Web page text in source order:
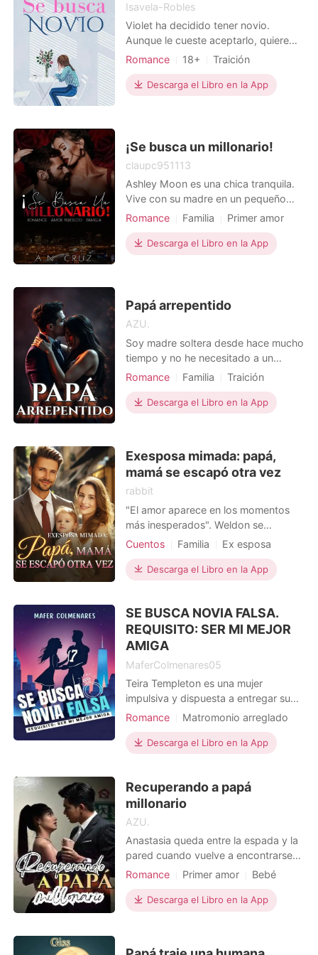
Isavela-Robles
Violet ha decidido tener novio.
Aunque le cueste aceptarlo, quiere
tener un novio. Porque la vida en la
novio le facilitaría las cosas. Un novio
que curse una carrera en la
tuviera un novio
Romance 18+
Traición
Primer amor
CEO
Hermoso
Dramático
Arrogante/Dominante
Descarga el Libro en la App
¡Se busca un millonario!
claupc951113
Ashley Moon es una chica tranquila.
Vive con su madre en un pequeño
pueblo, a tan solo treinta kilómetros
medio tiempo en una cafetería-
librería, para pagar sus estudios y la
realiza la misma ru
Romance Familia
Primer amor
Boda tras un corto noviazgo
CEO
Secretario Dulce
Descarga el Libro en la App
Papá arrepentido
AZU.
Soy madre soltera desde hace mucho
tiempo y no he necesitado a un
hombre después de mis fracasos
dejó un resultado: Un hermoso hijo, y
ahora él a sus 10 años ha localizado a
hacerlo, no puedo vivi
Romance Familia
Traición
Embarazo
CEO
Arrogante/Dominante
Descarga el Libro en la App
Exesposa mimada: papá,
mamá se escapó otra vez
rabbit
"El amor aparece en los momentos
más inesperados". Weldon se
convirtió en otro hombre tras la
aventuras amorosas, y se enfocó en
criar a su hijo. Todos pensaban que
Un día, su recién contratada médica
familiar lo visit
Cuentos Familia
Ex esposa
Dulce
Descarga el Libro en la App
SE BUSCA NOVIA FALSA.
REQUISITO: SER MI MEJOR
AMIGA
MaferColmenares05
Teira Templeton es una mujer
impulsiva y dispuesta a entregar su
corazón, aún sabiendo que puede ser
Hasting es un hombre con muchos
triunfos asegurados en su carrera de
haber sido plantado el día de su
boda. Killiam y Teira se
Romance
Matromonio arreglado
Relación secreta
Celebridades
Gemelos
Hermoso
Descarga el Libro en la App
Recuperando a papá
millonario
AZU.
Anastasia queda entre la espada y la
pared cuando vuelve a encontrarse
con el hombre más arrogante de
Romance Primer amor
Bebé
CEO
Relación de una noche
Arrogante/Dominante
Descarga el Libro en la App